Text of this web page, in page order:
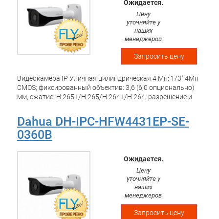
температура: -30 -+60 С;
Видеокамера IP Уличная цилиндрическая 4 Mп; 1/3" 4Mп
CMOS; фиксированный объектив: 3,6 (6,0 опционально)
мм; сжатие: H.265+/H.265/H.264+/H.264; разрешение и
чувствительность: 0.06 лк/F1.6(цвет, 1/3 с), 0.4
лк/F1.6(цвет, 1/30 с), 0 лк@F1.6(ИК вкл); Дальность ИК :40
м; ВИДЕОАНАЛИТИКА, Детекция лиц, ROI, WDR 120 дБ,
3DNR, ONVIF; поддержка Micro SD; питание:
DC12В/ePoE/PoE; IP67 Рабочая температура: -40 -+60 С;
Ожидается.
Цену
уточняйте у
наших
менеджеров
Запросить цену
Dahua DH-IPC-HFW4431EP-SE-
0360B
Ожидается.
Цену
уточняйте у
наших
менеджеров
Запросить цену